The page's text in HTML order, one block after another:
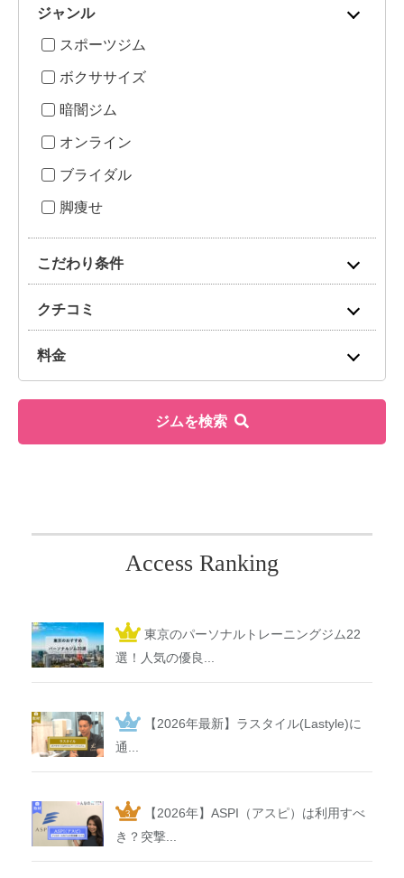
ジャンル
スポーツジム
ボクササイズ
暗闇ジム
オンライン
ブライダル
脚痩せ
こだわり条件
クチコミ
料金
ジムを検索
Access Ranking
東京のパーソナルトレーニングジム22
選！人気の優良...
【2026年最新】ラスタイル(Lastyle)に
通...
【2026年】ASPI（アスピ）は利用すべ
き？突撃...